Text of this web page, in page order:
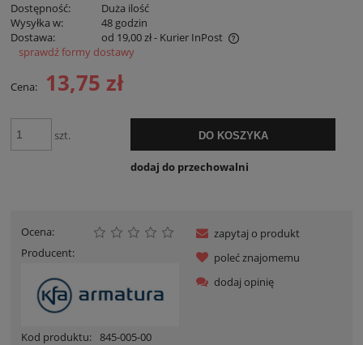
Dostępność:
Duża ilość
Wysyłka w:
48 godzin
Dostawa:
od 19,00 zł- Kurier InPost
Cena nie zawiera ewentualnych kosztów płatności
sprawdź formy dostawy
Cena: 13,75 zł
szt. DO KOSZYKA
dodaj do przechowalni
Ocena:
Producent:
Kod produktu: 845-005-00
zapytaj o produkt
poleć znajomemu
dodaj opinię